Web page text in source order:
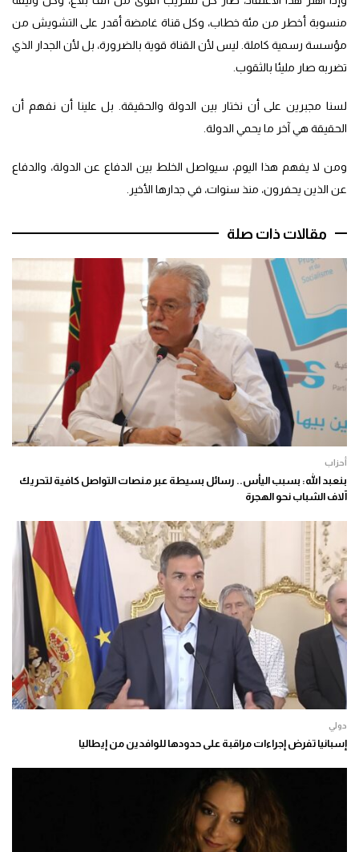
منسوبة أخطر من مئة خطاب، وكل قناة غامضة أقدر على التشويش من
مؤسسة رسمية كاملة. ليس لأن القناة قوية بالضرورة، بل لأن الجدار الذي
تضربه صار مليئا بالثقوب.
لسنا مجبرين على أن نختار بين الدولة والحقيقة. بل علينا أن نفهم أن
الحقيقة هي آخر ما يحمي الدولة.
ومن لا يفهم هذا اليوم، سيواصل الخلط بين الدفاع عن الدولة، والدفاع
عن الذين يحفرون، منذ سنوات، في جدارها الأخير.
مقالات ذات صلة
أحزاب
بنعبد الله: بسبب اليأس.. رسائل بسيطة عبر منصات التواصل كافية لتحريك
آلاف الشباب نحو الهجرة
دولي
إسبانيا تفرض إجراءات مراقبة على حدودها للوافدين من إيطاليا